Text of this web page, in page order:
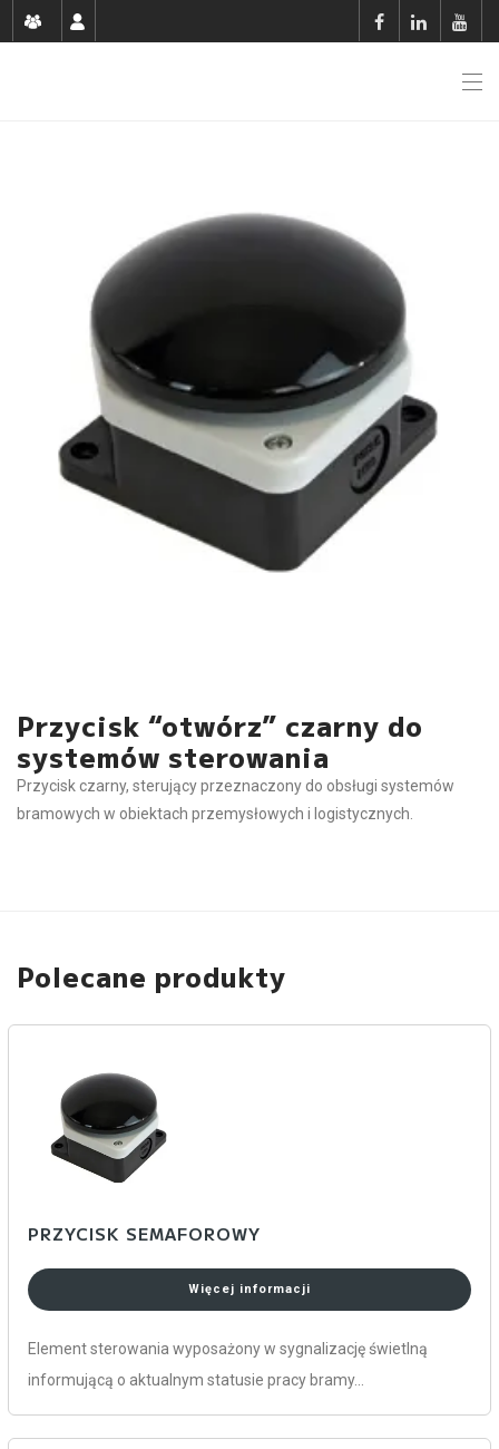
Przycisk “otwórz” czarny do
systemów sterowania
Przycisk czarny, sterujący przeznaczony do obsługi systemów
bramowych w obiektach przemysłowych i logistycznych.
Polecane produkty
PRZYCISK SEMAFOROWY
Więcej informacji
Element sterowania wyposażony w sygnalizację świetlną
informującą o aktualnym statusie pracy bramy…